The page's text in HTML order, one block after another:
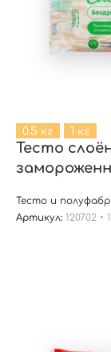
0.5 кг 1 кг
Тесто
Тесто и
Артикул: 120702 •